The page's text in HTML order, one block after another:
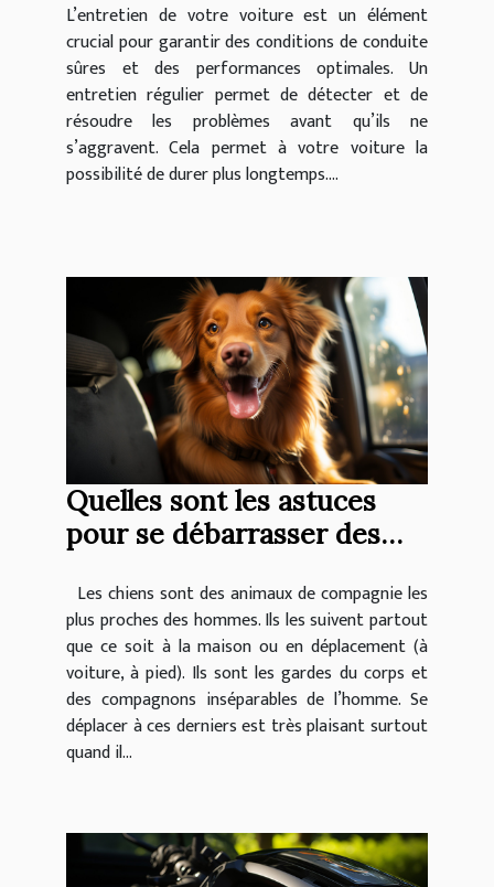
L’entretien de votre voiture est un élément
crucial pour garantir des conditions de conduite
sûres et des performances optimales. Un
entretien régulier permet de détecter et de
résoudre les problèmes avant qu’ils ne
s’aggravent. Cela permet à votre voiture la
possibilité de durer plus longtemps....
Quelles sont les astuces
pour se débarrasser des
voiture ?
Les chiens sont des animaux de compagnie les
plus proches des hommes. Ils les suivent partout
que ce soit à la maison ou en déplacement (à
voiture, à pied). Ils sont les gardes du corps et
des compagnons inséparables de l’homme. Se
déplacer à ces derniers est très plaisant surtout
quand il...